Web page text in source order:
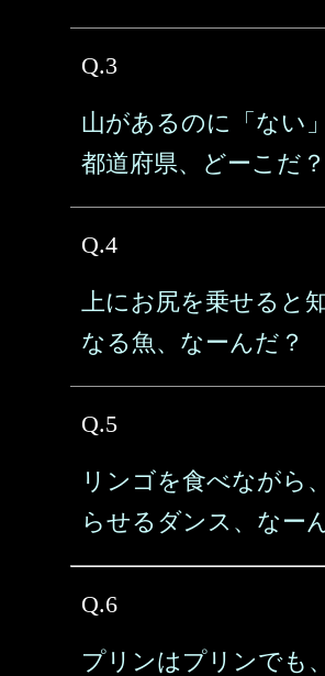
Q.3
山があるのに「ない
都道府県、どーこだ？
Q.4
上にお尻を乗せると
なる魚、なーんだ？
Q.5
リンゴを食べながら
らせるダンス、なー
Q.6
プリンはプリンでも